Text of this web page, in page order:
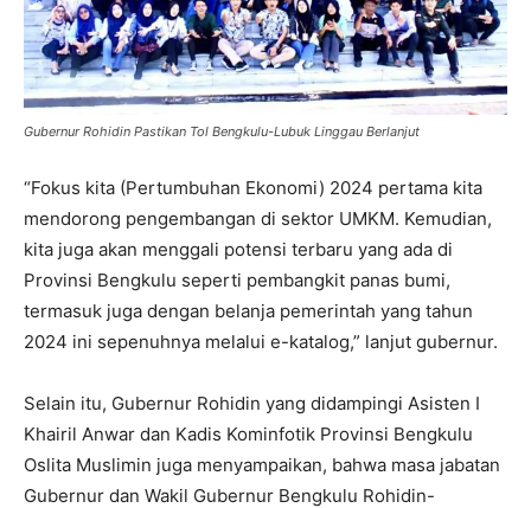
Gubernur Rohidin Pastikan Tol Bengkulu-Lubuk Linggau Berlanjut
“Fokus kita (Pertumbuhan Ekonomi) 2024 pertama kita
mendorong pengembangan di sektor UMKM. Kemudian,
kita juga akan menggali potensi terbaru yang ada di
Provinsi Bengkulu seperti pembangkit panas bumi,
termasuk juga dengan belanja pemerintah yang tahun
2024 ini sepenuhnya melalui e-katalog,” lanjut gubernur.
Selain itu, Gubernur Rohidin yang didampingi Asisten I
Khairil Anwar dan Kadis Kominfotik Provinsi Bengkulu
Oslita Muslimin juga menyampaikan, bahwa masa jabatan
Gubernur dan Wakil Gubernur Bengkulu Rohidin-